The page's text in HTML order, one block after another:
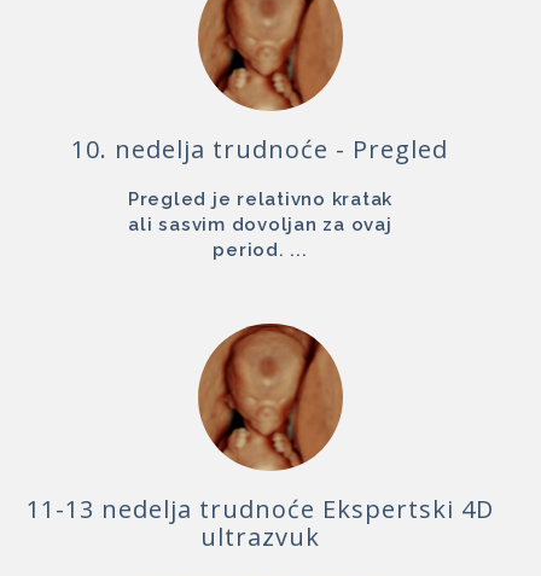
10. nedelja trudnoće - Pregled
Pregled je relativno kratak
ali sasvim dovoljan za ovaj
period. ...
11-13 nedelja trudnoće Ekspertski 4D
ultrazvuk